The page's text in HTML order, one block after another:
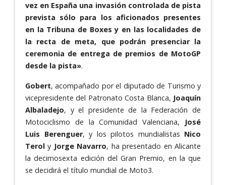
vez en España una invasión controlada de pista
prevista sólo para los aficionados presentes
en la Tribuna de Boxes y en las localidades de
la recta de meta, que podrán presenciar la
ceremonia de entrega de premios de MotoGP
desde la pista».
Gobert, acompañado por el diputado de Turismo y
vicepresidente del Patronato Costa Blanca, Joaquín
Albaladejo, y el presidente de la Federación de
Motociclismo de la Comunidad Valenciana,
José
Luis Berenguer, y los pilotos mundialistas Nico
Terol y Jorge Navarro, ha presentado en Alicante
la decimosexta edición del Gran Premio, en la que
se decidirá el título mundial de Moto3.